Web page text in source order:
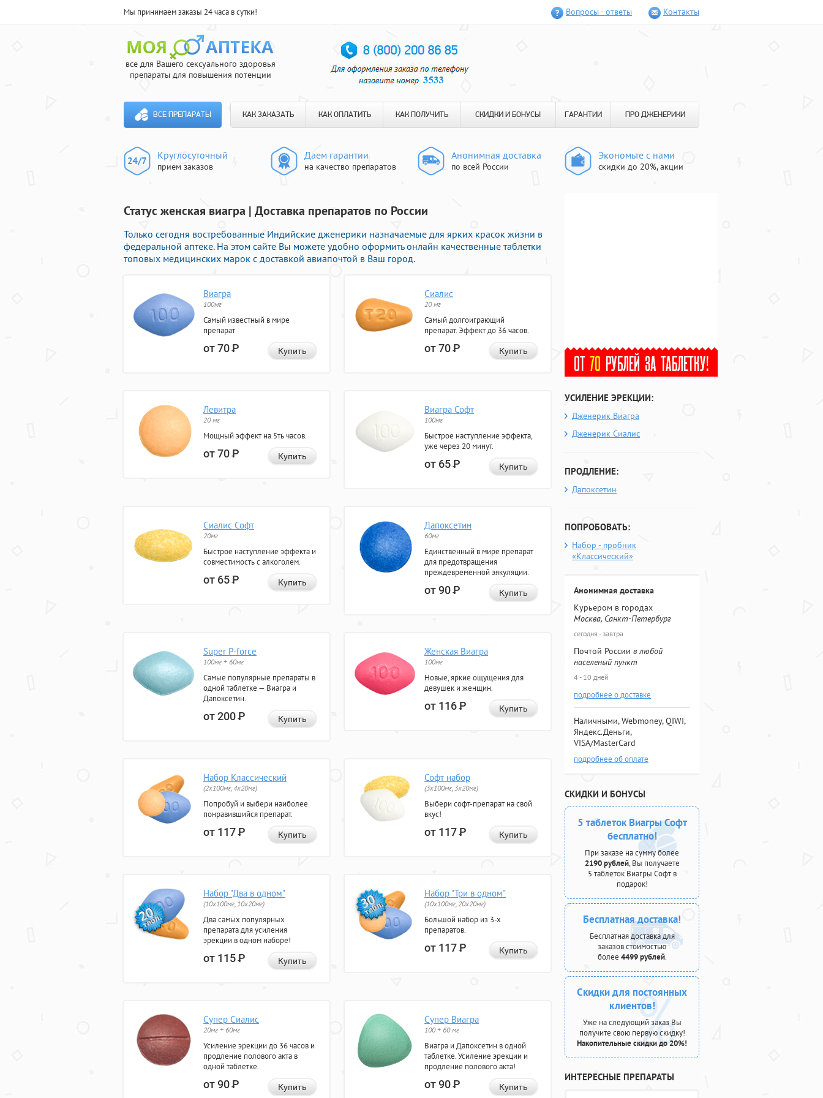
Мы принимаем заказы 24 часа в сутки! Вопросы - ответы Контакты
все для Вашего сексуального здоровья
препараты для повышения потенции
ВСЕ ПРЕПАРАТЫ КАК ЗАКАЗАТЬ КАК ОПЛАТИТЬ КАК ПОЛУЧИТЬ СКИДКИ И БОНУСЫ ГАРАНТИИ ПРО ДЖЕНЕРИКИ
Круглосуточный
прием заказов
Даем гарантии
на качество препаратов
Анонимная доставка
по всей России
Экономьте с нами
скидки до 20%, акции
Статус женская виагра | Доставка препаратов по России
Только сегодня востребованные Индийские дженерики назначаемые для ярких красок жизни в
федеральной аптеке. На этом сайте Вы можете удобно оформить онлайн качественные таблетки
топовых медицинских марок с доставкой авиапочтой в Ваш город.
Виагра
100мг
Самый известный в мире
препарат
от 70Р Купить
Сиалис
20 мг
Самый долгоиграющий
препарат. Эффект до 36 часов.
от 70Р Купить
Левитра
20 мг
Мощный эффект на 5ть часов.
от 70Р Купить
Виагра Софт
100мг
Быстрое наступление эффекта,
уже через 20 минут.
от 65Р Купить
Сиалис Софт
20мг
Быстрое наступление эффекта и
совместимость с алкоголем.
от 65Р Купить
Дапоксетин
60мг
Единственный в мире препарат
для предотвращения
преждевременной эякуляции.
от 90Р Купить
Super P-force
100мг + 60мг
Самые популярные препараты в
одной таблетке — Виагра и
Дапоксетин.
от 200Р Купить
Женская Виагра
100мг
Новые, яркие ощущения для
девушек и женщин.
от 116Р Купить
Набор Классический
(2x100мг, 4x20мг)
Попробуй и выбери наиболее
понравившийся препарат.
от 117Р Купить
Софт набор
(3x100мг, 3x20мг)
Выбери софт-препарат на свой
вкус!
от 117Р Купить
Набор "Два в одном"
(10x100мг, 10x20мг)
Два самых популярных
препарата для усиления
эрекции в одном наборе!
от 115Р Купить
Набор "Три в одном"
(10x100мг, 20x20мг)
Большой набор из 3-х
препаратов.
от 117Р Купить
Супер Сиалис
20мг + 60мг
Усиление эрекции до 36 часов и
продление полового акта в
одной таблетке.
от 90Р Купить
Супер Виагра
100 + 60 мг
Виагра и Дапоксетин в одной
таблетке. Усиление эрекции и
продление полового акта!
от 90Р Купить
УСИЛЕНИЕ ЭРЕКЦИИ:
Дженерик Виагра
Дженерик Сиалис
ПРОДЛЕНИЕ:
Дапоксетин
ПОПРОБОВАТЬ:
Набор - пробник
«Классический»
Анонимная доставка
Курьером в городах
Москва, Санкт-Петербург
сегодня - завтра
Почтой России в любой
населеный пункт
4 - 10 дней
подробнее о доставке
Наличными, Webmoney, QIWI,
Яндекс.Деньги,
VISA/MasterCard
подробнее об оплате
СКИДКИ И БОНУСЫ
5 таблеток Виагры Софт
бесплатно!
При заказе на сумму более
2190 рублей, Вы получаете
5 таблеток Виагры Софт в
подарок!
Бесплатная доставка!
Бесплатная доставка для
заказов стоимостью
более 4499 рублей.
Скидки для постоянных
клиентов!
Уже на следующий заказ Вы
получите свою первую скидку!
Накопительные скидки до 20%!
ИНТЕРЕСНЫЕ ПРЕПАРАТЫ